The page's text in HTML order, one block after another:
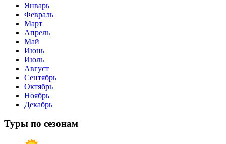
Январь
Февраль
Март
Апрель
Май
Июнь
Июль
Август
Сентябрь
Октябрь
Ноябрь
Декабрь
Туры по сезонам